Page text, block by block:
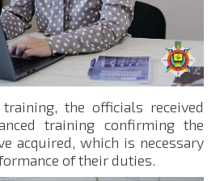
the officials received
training confirming the
acquired, which is necessary
of their duties.